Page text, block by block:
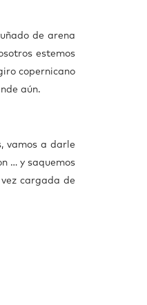
de arena
estemos
copernicano
aún.
vamos a darle
… y saquemos
cargada de